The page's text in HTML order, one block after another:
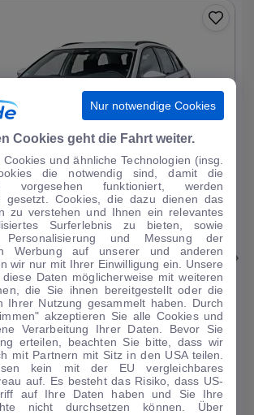
· Hybrid Automatik
Kaufen
€/mtl.
Guter Preis4
Nur notwendige Cookies
Cookies geht die Fahrt weiter.
und ähnliche Technologien (insg.
die notwendig sind, damit die
vorgesehen funktioniert, werden
gesetzt. Cookies, die dazu dienen das
zu verstehen und Ihnen ein relevantes
Surferlebnis zu bieten, sowie
und Messung der
Werbung auf unserer und anderen
wir nur mit Ihrer Einwilligung ein. Unsere
Daten möglicherweise mit weiteren
die Sie ihnen bereitgestellt oder die
Ihrer Nutzung gesammelt haben. Durch
akzeptieren Sie alle Cookies und
Verarbeitung Ihrer Daten. Bevor Sie
erteilen, beachten Sie bitte, dass wir
mit Partnern mit Sitz in den USA teilen.
kein mit der EU vergleichbares
auf. Es besteht das Risiko, dass US-
auf Ihre Daten haben und Sie Ihre
nicht durchsetzen können. Über